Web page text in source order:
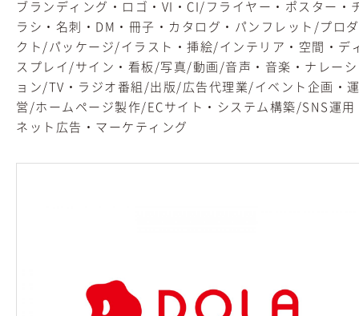
ブランディング・ロゴ・VI・CI/フライヤー・ポスター・
ラシ・名刺・DM・冊子・カタログ・パンフレット/プロダ
クト/パッケージ/イラスト・挿絵/インテリア・空間・デ
スプレイ/サイン・看板/写真/動画/音声・音楽・ナレーシ
ョン/TV・ラジオ番組/出版/広告代理業/イベント企画・
営/ホームページ製作/ECサイト・システム構築/SNS運用
ネット広告・マーケティング